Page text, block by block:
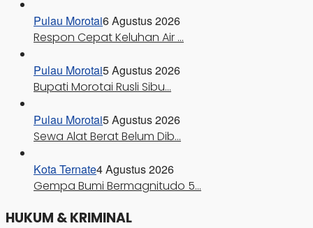
Pulau Morotai6 Agustus 2026
Respon Cepat Keluhan Air …
Pulau Morotai5 Agustus 2026
Bupati Morotai Rusli Sibu…
Pulau Morotai5 Agustus 2026
Sewa Alat Berat Belum Dib…
Kota Ternate4 Agustus 2026
Gempa Bumi Bermagnitudo 5…
HUKUM & KRIMINAL